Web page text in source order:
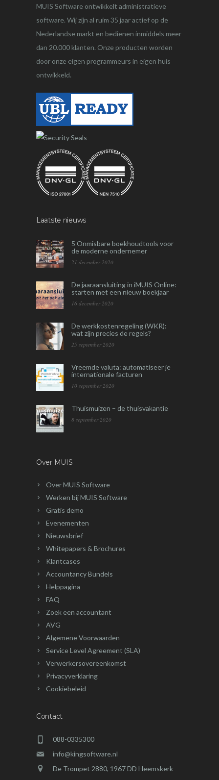
MUIS Software ontwikkelt administratieve
software. Wij zijn al ruim 35 jaar actief op de
Nederlandse markt en bedienen inmiddels meer
dan 20.000 klanten. Onze producten worden
door onze eigen programmeurs in eigen huis
ontwikkeld.
Laatste nieuws
5 Onmisbare boekhoudtools voor
de moderne ondernemer
21 december 2020
De jaaraansluiting in iMUIS Online:
starten met een nieuw boekjaar
16 december 2020
De werkkostenregeling (WKR):
wat zijn precies de regels?
25 september 2020
Vreemde valuta: automatiseer je
internationale facturen
10 september 2020
Thuismuizen – de thuisvakantie
8 september 2020
Over MUIS
Over MUIS Software
Werken bij MUIS Software
Gratis demo
Evenementen
Nieuwsbrief
Whitepapers & Brochures
Klantcases
Accountancy Bundels
Helppagina
FAQ
Zoek een accountant
AVG
Algemene Voorwaarden
Service Level Agreement (SLA)
Verwerkersovereenkomst
Privacyverklaring
Cookiebeleid
Contact
088-0335300
info@kingsoftware.nl
De Trompet 2880, 1967 DD Heemskerk